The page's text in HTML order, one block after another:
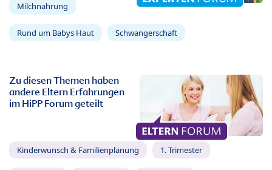
Milchnahrung
Rund um Babys Haut Schwangerschaft
Zu diesen Themen haben
andere Eltern Erfahrungen
im HiPP Forum geteilt
Kinderwunsch & Familienplanung 1. Trimester